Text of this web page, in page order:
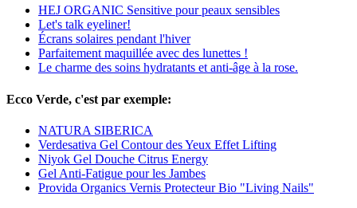
HEJ ORGANIC Sensitive pour peaux sensibles
Let's talk eyeliner!
Écrans solaires pendant l'hiver
Parfaitement maquillée avec des lunettes !
Le charme des soins hydratants et anti-âge à la rose.
Ecco Verde, c'est par exemple:
NATURA SIBERICA
Verdesativa Gel Contour des Yeux Effet Lifting
Niyok Gel Douche Citrus Energy
Gel Anti-Fatigue pour les Jambes
Provida Organics Vernis Protecteur Bio "Living Nails"